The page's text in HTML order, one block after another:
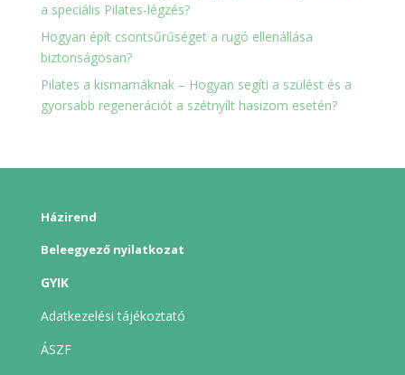
a speciális Pilates-légzés?
Hogyan épít csontsűrűséget a rugó ellenállása
biztonságosan?
Pilates a kismamáknak – Hogyan segíti a szülést és a
gyorsabb regenerációt a szétnyílt hasizom esetén?
Házirend
Beleegyező nyilatkozat
GYIK
Adatkezelési tájékoztató
ÁSZF